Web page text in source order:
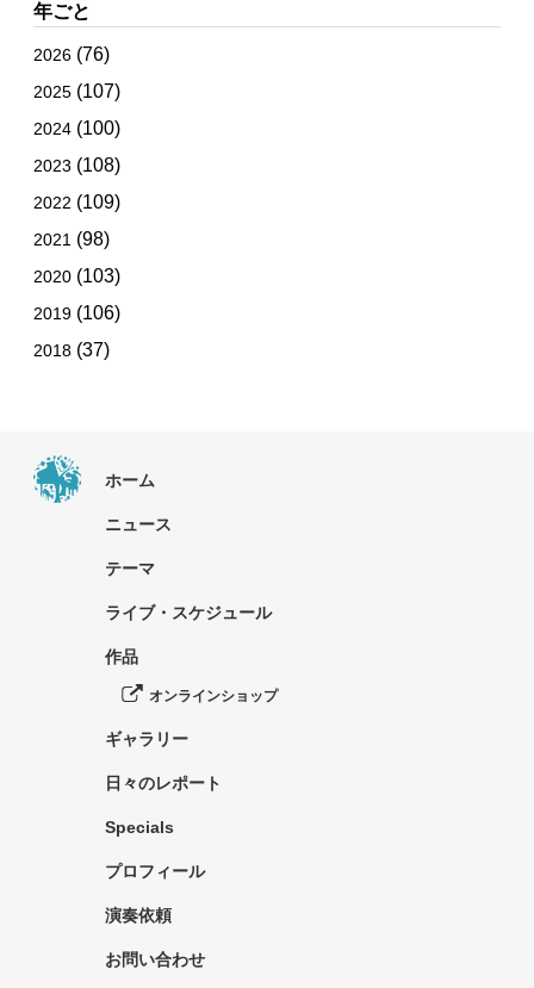
年ごと
2026 (76)
2025 (107)
2024 (100)
2023 (108)
2022 (109)
2021 (98)
2020 (103)
2019 (106)
2018 (37)
ホーム
ニュース
テーマ
ライブ・スケジュール
作品
オンラインショップ
ギャラリー
日々のレポート
Specials
プロフィール
演奏依頼
お問い合わせ